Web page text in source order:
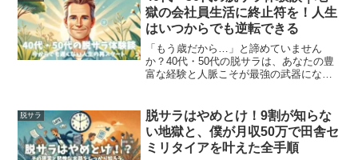
獄の会社員生活に終止符を！人生
はいつからでも逆転できる
「もう歳だから…」と諦めていません
か？40代・50代の脱サラは、あなたの豊
富な経験と人脈こそが最強の武器になり
先輩たちのリアルな成功談・失敗談を徹
底解説。今からでも遅くない、人生を逆
転させるための具体的な一歩を、僕ヤリ
ョが魂を込めてお伝えします。
脱サラ
脱サラはやめとけ！9割が知らな
い地獄と、僕が月収50万で田舎セ
ミリタイアを叶えた全手順